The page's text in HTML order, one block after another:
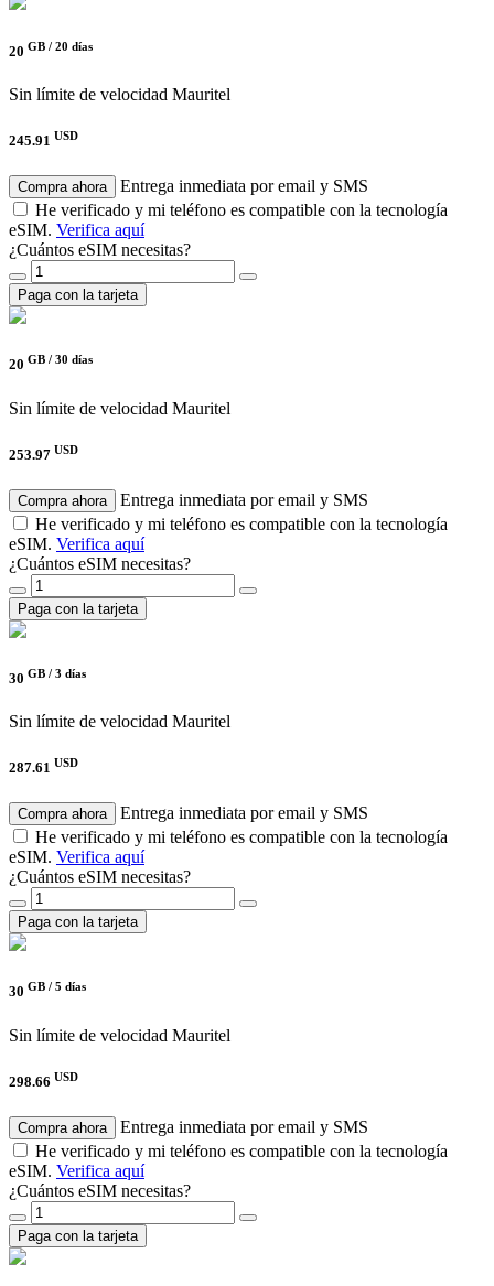
20 GB / 20 días
Sin límite de velocidad Mauritel
245.91 USD
Compra ahora
Entrega inmediata por email y SMS
He verificado y mi teléfono es compatible con la tecnología
eSIM. Verifica aquí
¿Cuántos eSIM necesitas?
Paga con la tarjeta
20 GB / 30 días
Sin límite de velocidad Mauritel
253.97 USD
Compra ahora
Entrega inmediata por email y SMS
He verificado y mi teléfono es compatible con la tecnología
eSIM. Verifica aquí
¿Cuántos eSIM necesitas?
Paga con la tarjeta
30 GB / 3 días
Sin límite de velocidad Mauritel
287.61 USD
Compra ahora
Entrega inmediata por email y SMS
He verificado y mi teléfono es compatible con la tecnología
eSIM. Verifica aquí
¿Cuántos eSIM necesitas?
Paga con la tarjeta
30 GB / 5 días
Sin límite de velocidad Mauritel
298.66 USD
Compra ahora
Entrega inmediata por email y SMS
He verificado y mi teléfono es compatible con la tecnología
eSIM. Verifica aquí
¿Cuántos eSIM necesitas?
Paga con la tarjeta